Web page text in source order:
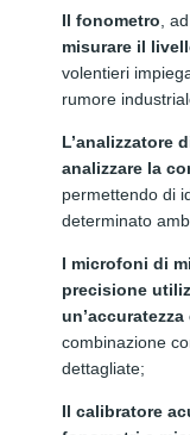
Il fonometro,
misurare il
volentieri
rumore
L’analizzatore
analizzare la
permettendo di
determinato
I microfoni di
precisione
un’accuratezza
combinazione
dettagliate;
Il calibratore